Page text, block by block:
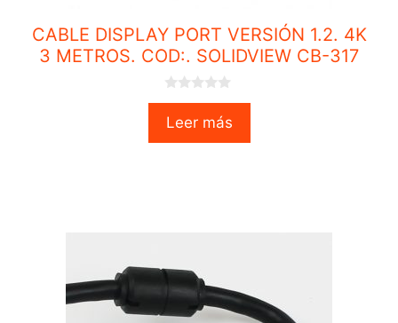
CABLE DISPLAY PORT VERSIÓN 1.2. 4K
3 METROS. COD:. SOLIDVIEW CB-317
0
u
Leer más